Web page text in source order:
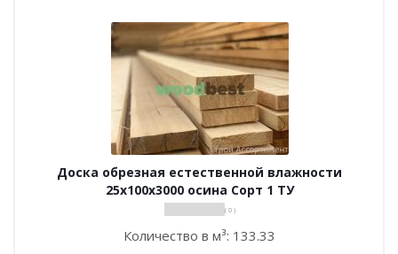
Доска обрезная естественной влажности
25х100х3000 осина Сорт 1 ТУ
( 0 )
Количество в м³: 133.33